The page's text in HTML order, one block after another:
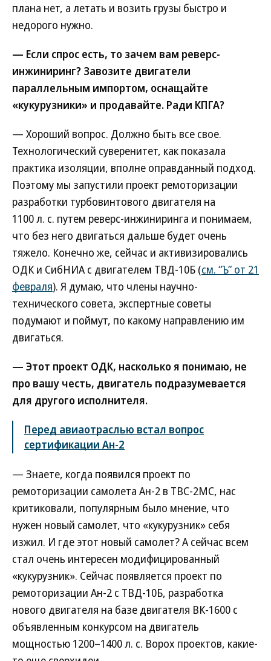
плана нет, а летать и возить грузы быстро и
недорого нужно.
— Если спрос есть, то зачем вам реверс-
инжиниринг? Завозите двигатели
параллельным импортом, оснащайте
«кукурузники» и продавайте. Ради КПГА?
— Хороший вопрос. Должно быть все свое.
Технологический суверенитет, как показала
практика изоляции, вполне оправданный подход.
Поэтому мы запустили проект ремоторизации
разработки турбовинтового двигателя на
1100 л. с. путем реверс-инжиниринга и понимаем,
что без него двигаться дальше будет очень
тяжело. Конечно же, сейчас и активизировались
ОДК и СибНИА с двигателем ТВД-10Б (см. “Ъ” от 21
февраля). Я думаю, что члены научно-
технического совета, экспертные советы
подумают и поймут, по какому направлению им
двигаться.
— Этот проект ОДК, насколько я понимаю, не
про вашу честь, двигатель подразумевается
для другого исполнителя.
Перед авиаотраслью встал вопрос
сертификации Ан-2
— Знаете, когда появился проект по
ремоторизации самолета Ан-2 в ТВС-2МС, нас
критиковали, популярным было мнение, что
нужен новый самолет, что «кукурузник» себя
изжил. И где этот новый самолет? А сейчас всем
стал очень интересен модифицированный
«кукурузник». Сейчас появляется проект по
ремоторизации Ан-2 с ТВД-10Б, разработка
нового двигателя на базе двигателя ВК-1600 с
объявленным конкурсом на двигатель
мощностью 1200–1400 л. с. Ворох проектов, какие-